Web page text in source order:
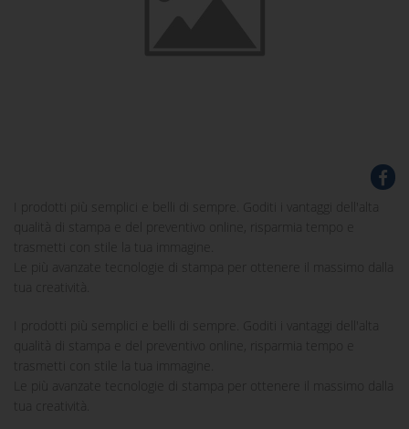
I prodotti più semplici e belli di sempre. Goditi i vantaggi dell'alta
qualità di stampa e del preventivo online, risparmia tempo e
trasmetti con stile la tua immagine.
Le più avanzate tecnologie di stampa per ottenere il massimo dalla
tua creatività.
I prodotti più semplici e belli di sempre. Goditi i vantaggi dell'alta
qualità di stampa e del preventivo online, risparmia tempo e
trasmetti con stile la tua immagine.
Le più avanzate tecnologie di stampa per ottenere il massimo dalla
tua creatività.